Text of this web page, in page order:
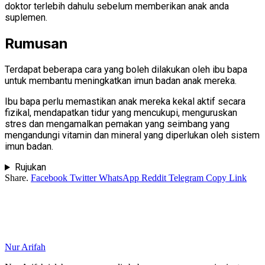
doktor terlebih dahulu sebelum memberikan anak anda
suplemen.
Rumusan
Terdapat beberapa cara yang boleh dilakukan oleh ibu bapa
untuk membantu meningkatkan imun badan anak mereka.
Ibu bapa perlu memastikan anak mereka kekal aktif secara
fizikal, mendapatkan tidur yang mencukupi, menguruskan
stres dan mengamalkan pemakan yang seimbang yang
mengandungi vitamin dan mineral yang diperlukan oleh sistem
imun badan.
Rujukan
Share. Facebook Twitter WhatsApp Reddit Telegram Copy Link
Nur Arifah